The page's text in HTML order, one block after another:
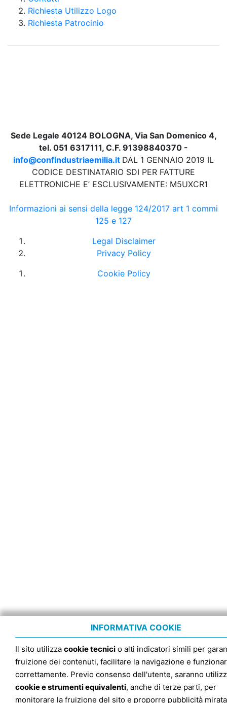
Richiesta Utilizzo Logo
Richiesta Patrocinio
Sede Legale 40124 BOLOGNA, Via San Domenico 4,
tel. 051 6317111, C.F. 91398840370 -
info@confindustriaemilia.it DAL 1 GENNAIO 2019 IL
CODICE DESTINATARIO SDI PER FATTURE
ELETTRONICHE E’ ESCLUSIVAMENTE: M5UXCR1
Informazioni ai sensi della legge 124/2017 art 1 commi
125 e 127
Legal Disclaimer
Privacy Policy
Cookie Policy
INFORMATIVA COOKIE
Il sito utilizza cookie tecnici o alti indicatori simili per
fruizione dei contenuti, facilitare la navigazione e
correttamente. Previo consenso dell'utente, saranno
cookie e strumenti equivalenti, anche di terze parti, per
monitorare la fruizione del sito e proporre pubblicità